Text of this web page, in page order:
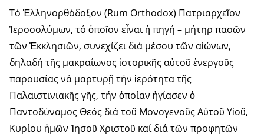
Τό Ἑλληνορθόδοξον (Rum Orthodox) Πατριαρχεῖον
Ἱεροσολύμων, τό ὁποῖον εἶναι ἡ πηγή – μήτηρ πασῶν
τῶν Ἐκκλησιῶν, συνεχίζει διά μέσου τῶν αἰώνων,
δηλαδή τῆς μακραίωνος ἱστορικῆς αὐτοῦ ἐνεργοῦς
παρουσίας νά μαρτυρῇ τήν ἱερότητα τῆς
Παλαιστινιακῆς γῆς, τήν ὁποίαν ἡγίασεν ὁ
Παντοδύναμος Θεός διά τοῦ Μονογενοῦς Αὐτοῦ Υἱοῦ,
Κυρίου ἡμῶν Ἰησοῦ Χριστοῦ καί διά τῶν προφητῶν